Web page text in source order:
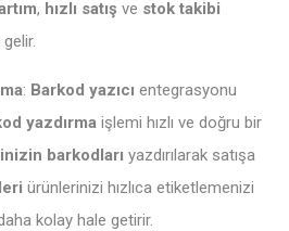
, hızlı satış ve stok takibi
: Barkod yazıcı entegrasyonu
yazdırma işlemi hızlı ve doğru bir
barkodları yazdırılarak satışa
ürünlerinizi hızlıca etiketlemenizi
kolay hale getirir.